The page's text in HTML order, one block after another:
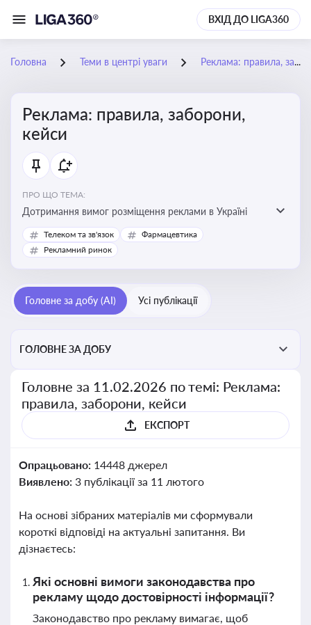
ВХІД ДО LIGA360
Головна Теми в центрі уваги Реклама: правила, заборони, кейси
Реклама: правила, заборони,
кейси
ПРО ЩО ТЕМА:
Дотримання вимог розміщення реклами в Україні
Телеком та зв'язок
Фармацевтика
Рекламний ринок
Головне за добу (AI) Усі публікації
ГОЛОВНЕ ЗА ДОБУ
Головне за 11.02.2026 по темі: Реклама:
правила, заборони, кейси
ЕКСПОРТ
Опрацьовано: 14448 джерел
Виявлено: 3 публікації за 11 лютого
На основі зібраних матеріалів ми сформували
короткі відповіді на актуальні запитання. Ви
дізнаєтесь:
Які основні вимоги законодавства про
рекламу щодо достовірності інформації?
Законодавство про рекламу вимагає, щоб